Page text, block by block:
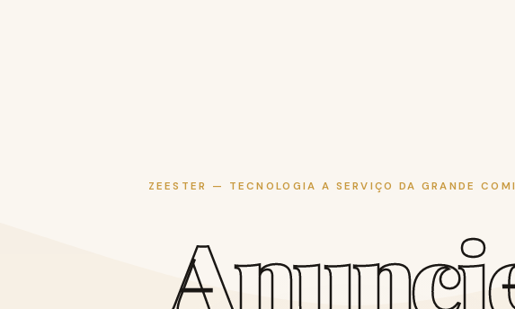
ZEESTER — TECNOLOGIA A SERVIÇO DA GRANDE
Anunci